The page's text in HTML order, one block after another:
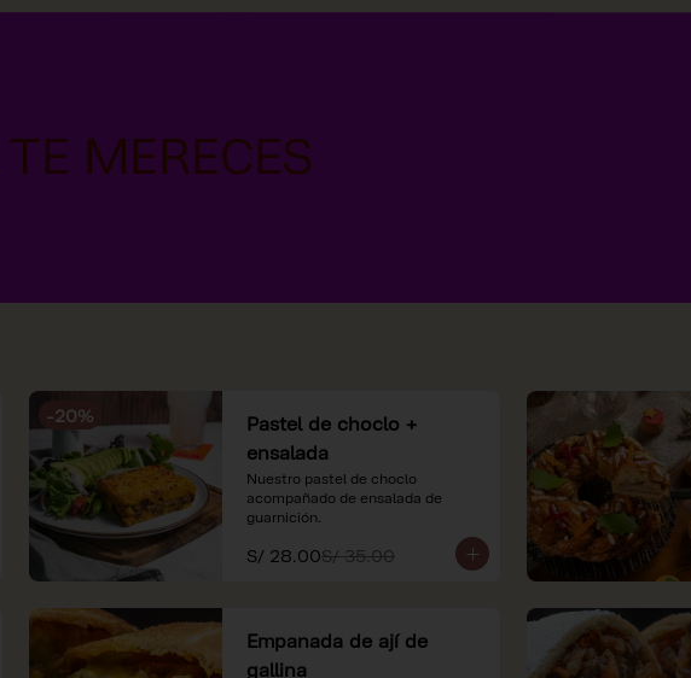
-20%
Pastel de choclo +
ensalada
Nuestro pastel de choclo
acompañado de ensalada de
guarnición.
S/ 28.00S/ 35.00
Empanada de ají de
gallina